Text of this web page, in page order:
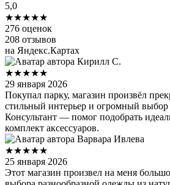
5,0
★★★★★
276 оценок
208 отзывов
на Яндекс.Картах
Кирилл С.
★★★★★
29 января 2026
Покупал парку, магазин произвёл
стильный интерьер и огромный выбор
Консультант — помог подобрать
комплект аксессуаров.
Варвара Ивлева
★★★★★
25 января 2026
Этот магазин произвел на меня